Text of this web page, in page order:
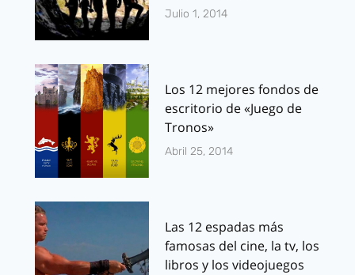
Julio 1, 2014
Los 12 mejores fondos de
escritorio de «Juego de
Tronos»
Abril 25, 2014
Las 12 espadas más
famosas del cine, la tv, los
libros y los videojuegos